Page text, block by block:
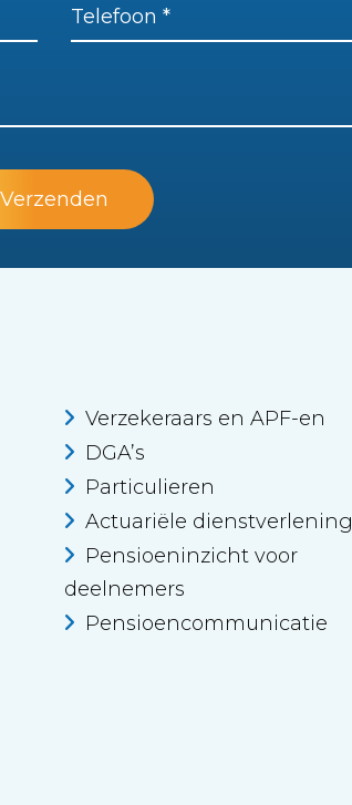
Verzekeraars en APF-en
DGA’s
Particulieren
Actuariële dienstverlening
Pensioeninzicht voor
deelnemers
Pensioencommunicatie